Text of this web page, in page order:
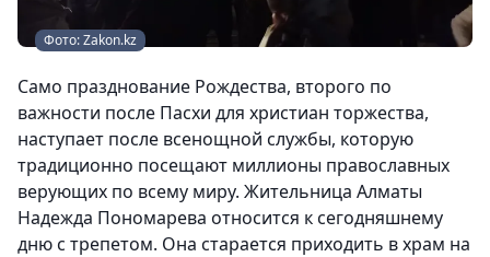
Фото: Zakon.kz
Само празднование Рождества, второго по
важности после Пасхи для христиан торжества,
наступает после всенощной службы, которую
традиционно посещают миллионы православных
верующих по всему миру. Жительница Алматы
Надежда Пономарева относится к сегодняшнему
дню с трепетом. Она старается приходить в храм на